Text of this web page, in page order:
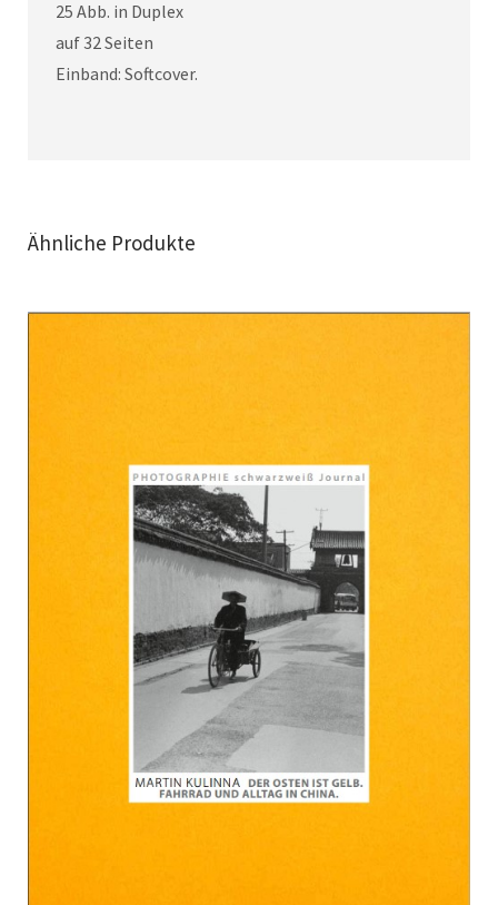
25 Abb. in Duplex
auf 32 Seiten
Einband: Softcover.
Ähnliche Produkte